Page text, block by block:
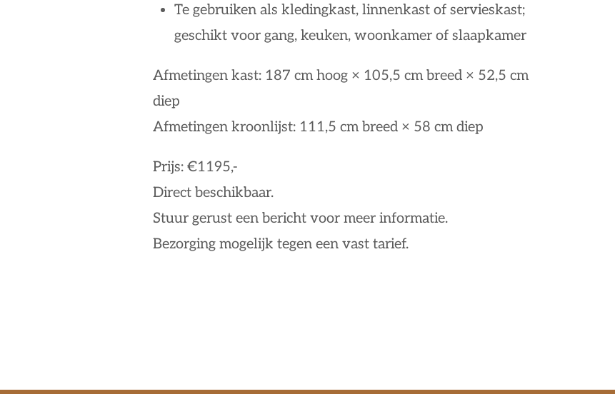
Te gebruiken als kledingkast, linnenkast of servieskast;
geschikt voor gang, keuken, woonkamer of slaapkamer
Afmetingen kast: 187 cm hoog × 105,5 cm breed × 52,5 cm
diep
Afmetingen kroonlijst: 111,5 cm breed × 58 cm diep
Prijs: €1195,-
Direct beschikbaar.
Stuur gerust een bericht voor meer informatie.
Bezorging mogelijk tegen een vast tarief.